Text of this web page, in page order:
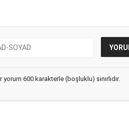
600 karakterle (boşluklu) sınırlıdır.